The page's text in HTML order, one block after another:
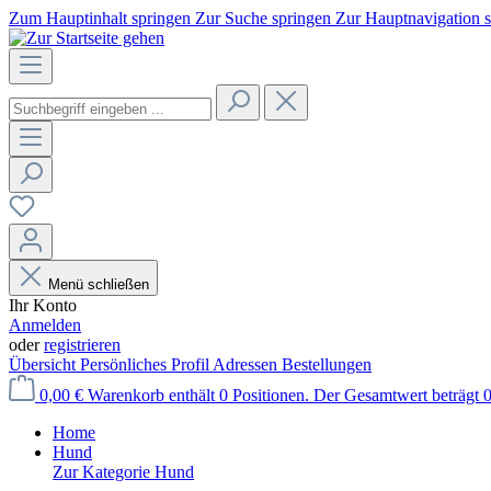
Zum Hauptinhalt springen Zur Suche springen Zur Hauptnavigation
Menü schließen
Ihr Konto
Anmelden
oderregistrieren
Übersicht Persönliches Profil Adressen Bestellungen
0,00 € Warenkorb enthält 0 Positionen. Der Gesamtwert beträgt
Home
Hund
Zur Kategorie Hund